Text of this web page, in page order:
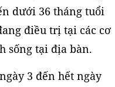
dưới 36 tháng tuổi
điều trị tại các cơ
sống tại địa bàn.
3 đến hết ngày